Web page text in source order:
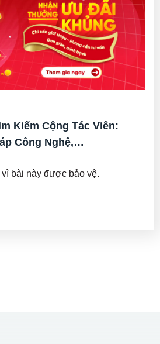
Kiếm Cộng Tác Viên:
Công Nghệ,…
bài này được bảo vệ.